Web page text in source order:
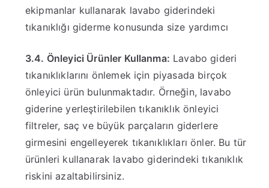
ekipmanlar kullanarak lavabo giderindeki
tıkanıklığı giderme konusunda size yardımcı
3.4. Önleyici Ürünler Kullanma: Lavabo gideri
tıkanıklıklarını önlemek için piyasada birçok
önleyici ürün bulunmaktadır. Örneğin, lavabo
giderine yerleştirilebilen tıkanıklık önleyici
filtreler, saç ve büyük parçaların giderlere
girmesini engelleyerek tıkanıklıkları önler. Bu tür
ürünleri kullanarak lavabo giderindeki tıkanıklık
riskini azaltabilirsiniz.